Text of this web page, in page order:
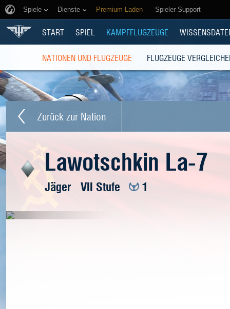
Spiele Dienste Premium-Laden Spieler Support
START SPIEL KAMPFFLUGZEUGE
NATIONEN UND FLUGZEUGE FLUGZEUGE
Zurück zur Nation
Lawotschkin La-7
Jäger VII Stufe 1